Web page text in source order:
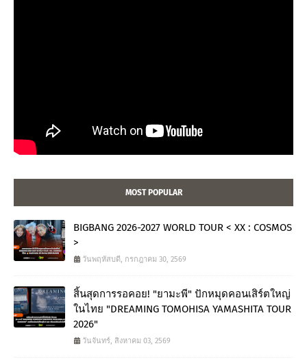
MOST POPULAR
BIGBANG 2026-2027 WORLD TOUR < XX : COSMOS
>
วันพฤหัสบดี, กรกฎาคม 30, 2569
สิ้นสุดการรอคอย! "ยามะพี" ปักหมุดคอนเสิร์ตใหญ่
ในไทย "DREAMING TOMOHISA YAMASHITA TOUR
2026"
วันจันทร์, สิงหาคม 03, 2569